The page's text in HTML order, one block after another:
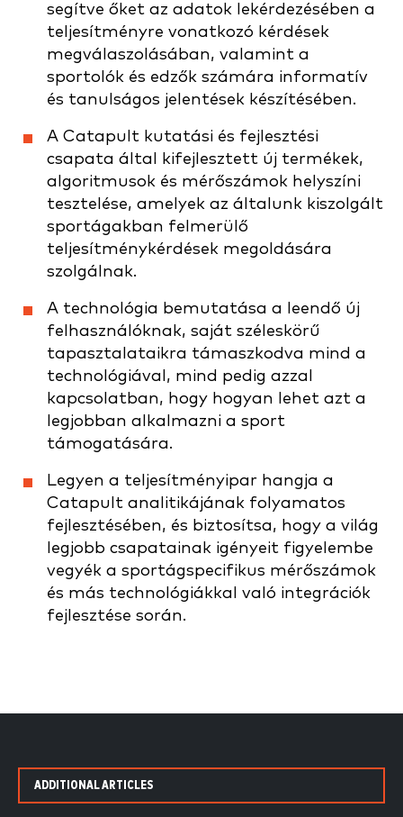
segítve őket az adatok lekérdezésében a
teljesítményre vonatkozó kérdések
megválaszolásában, valamint a
sportolók és edzők számára informatív
és tanulságos jelentések készítésében.
A Catapult kutatási és fejlesztési
csapata által kifejlesztett új termékek,
algoritmusok és mérőszámok helyszíni
tesztelése, amelyek az általunk kiszolgált
sportágakban felmerülő
teljesítménykérdések megoldására
szolgálnak.
A technológia bemutatása a leendő új
felhasználóknak, saját széleskörű
tapasztalataikra támaszkodva mind a
technológiával, mind pedig azzal
kapcsolatban, hogy hogyan lehet azt a
legjobban alkalmazni a sport
támogatására.
Legyen a teljesítményipar hangja a
Catapult analitikájának folyamatos
fejlesztésében, és biztosítsa, hogy a világ
legjobb csapatainak igényeit figyelembe
vegyék a sportágspecifikus mérőszámok
és más technológiákkal való integrációk
fejlesztése során.
ADDITIONAL ARTICLES